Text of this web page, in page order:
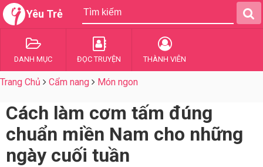
Yêu Trẻ
DANH MỤC ĐỌC TRUYỆN THÀNH VIÊN
Trang Chủ Cẩm nang Món ngon
Cách làm cơm tấm đúng
chuẩn miền Nam cho những
ngày cuối tuần